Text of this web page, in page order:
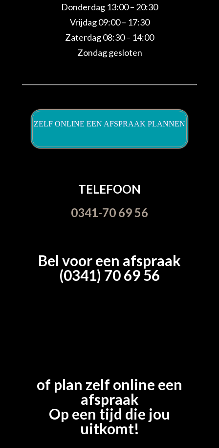
Donderdag 13:00 – 20:30
Vrijdag 09:00 – 17:30
Zaterdag 08:30 – 14:00
Zondag gesloten
ZELF ONLINE EEN AFSPRAAK PLANNEN
TELEFOON
0341-70 69 56
Bel voor een afspraak
(0341) 70 69 56
of plan zelf online een
afspraak
Op een tijd die jou
uitkomt!